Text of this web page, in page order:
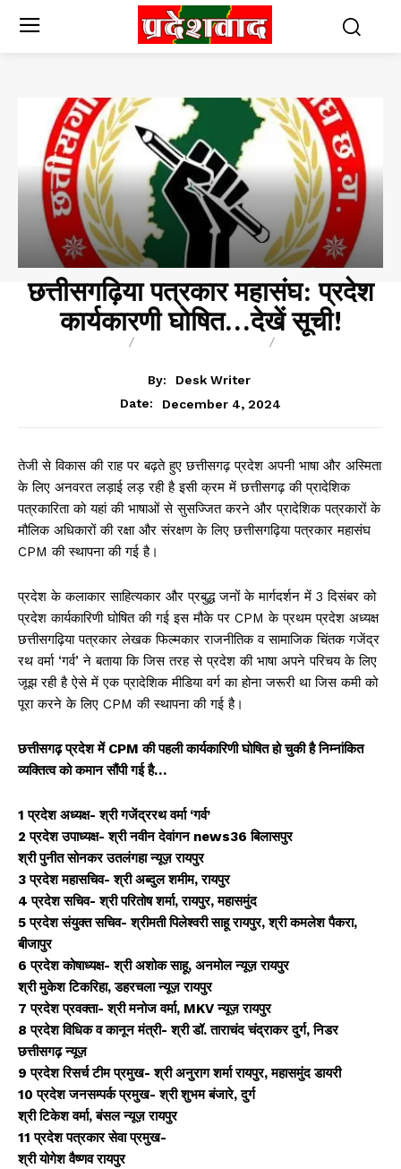
छत्तीसगढ़िया पत्रकार महासंघ: प्रदेश
कार्यकारणी घोषित…देखें सूची!
By:
Desk Writer
Date:
December 4, 2024
तेजी से विकास की राह पर बढ़ते हुए छत्तीसगढ़ प्रदेश अपनी भाषा और अस्मिता
के लिए अनवरत लड़ाई लड़ रही है इसी क्रम में छत्तीसगढ़ की प्रादेशिक
पत्रकारिता को यहां की भाषाओं से सुसज्जित करने और प्रादेशिक पत्रकारों के
मौलिक अधिकारों की रक्षा और संरक्षण के लिए छत्तीसगढ़िया पत्रकार महासंघ
CPM की स्थापना की गई है।
प्रदेश के कलाकार साहित्यकार और प्रबुद्ध जनों के मार्गदर्शन में 3 दिसंबर को
प्रदेश कार्यकारिणी घोषित की गई इस मौके पर CPM के प्रथम प्रदेश अध्यक्ष
छत्तीसगढ़िया पत्रकार लेखक फिल्मकार राजनीतिक व सामाजिक चिंतक गजेंद्र
रथ वर्मा ‘गर्व’ ने बताया कि जिस तरह से प्रदेश की भाषा अपने परिचय के लिए
जूझ रही है ऐसे में एक प्रादेशिक मीडिया वर्ग का होना जरूरी था जिस कमी को
पूरा करने के लिए CPM की स्थापना की गई है।
छत्तीसगढ़ प्रदेश में CPM की पहली कार्यकारिणी घोषित हो चुकी है निम्नांकित
व्यक्तित्व को कमान सौंपी गई है…
1 प्रदेश अध्यक्ष- श्री गजेंद्ररथ वर्मा ‘गर्व’
2 प्रदेश उपाध्यक्ष- श्री नवीन देवांगन news36 बिलासपुर
श्री पुनीत सोनकर उतलंगहा न्यूज़ रायपुर
3 प्रदेश महासचिव- श्री अब्दुल शमीम, रायपुर
4 प्रदेश सचिव- श्री परितोष शर्मा, रायपुर, महासमुंद
5 प्रदेश संयुक्त सचिव- श्रीमती पिलेश्वरी साहू रायपुर, श्री कमलेश पैकरा,
बीजापुर
6 प्रदेश कोषाध्यक्ष- श्री अशोक साहू, अनमोल न्यूज़ रायपुर
श्री मुकेश टिकरिहा, डहरचला न्यूज़ रायपुर
7 प्रदेश प्रवक्ता- श्री मनोज वर्मा, MKV न्यूज़ रायपुर
8 प्रदेश विधिक व कानून मंत्री- श्री डॉ. ताराचंद चंद्राकर दुर्ग, निडर
छत्तीसगढ़ न्यूज़
9 प्रदेश रिसर्च टीम प्रमुख- श्री अनुराग शर्मा रायपुर, महासमुंद डायरी
10 प्रदेश जनसम्पर्क प्रमुख- श्री शुभम बंजारे, दुर्ग
श्री टिकेश वर्मा, बंसल न्यूज़ रायपुर
11 प्रदेश पत्रकार सेवा प्रमुख-
श्री योगेश वैष्णव रायपुर